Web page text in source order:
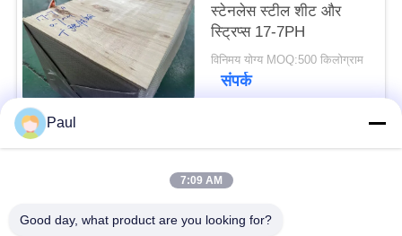
स्टेनलेस स्टील शीट और
स्ट्रिप्स 17-7PH
विनिमय योग्य MOQ:500 किलोग्राम
संपर्क
लोकप्रिय श्रेणियां
मार्टेंसिटिक स्टेनलेस स्टील
वर्षा स्टेनलेस स्टील
Paul
7:09 AM
Good day, what product are you looking for?